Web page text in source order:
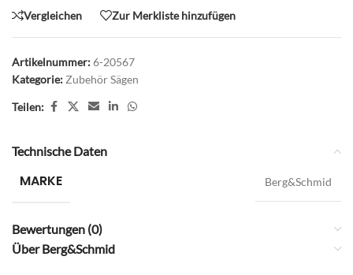
Vergleichen Zur Merkliste hinzufügen
Artikelnummer:6-20567
Kategorie: Zubehör Sägen
Teilen:
Technische Daten
MARKE Berg&Schmid
Bewertungen (0)
Über Berg&Schmid